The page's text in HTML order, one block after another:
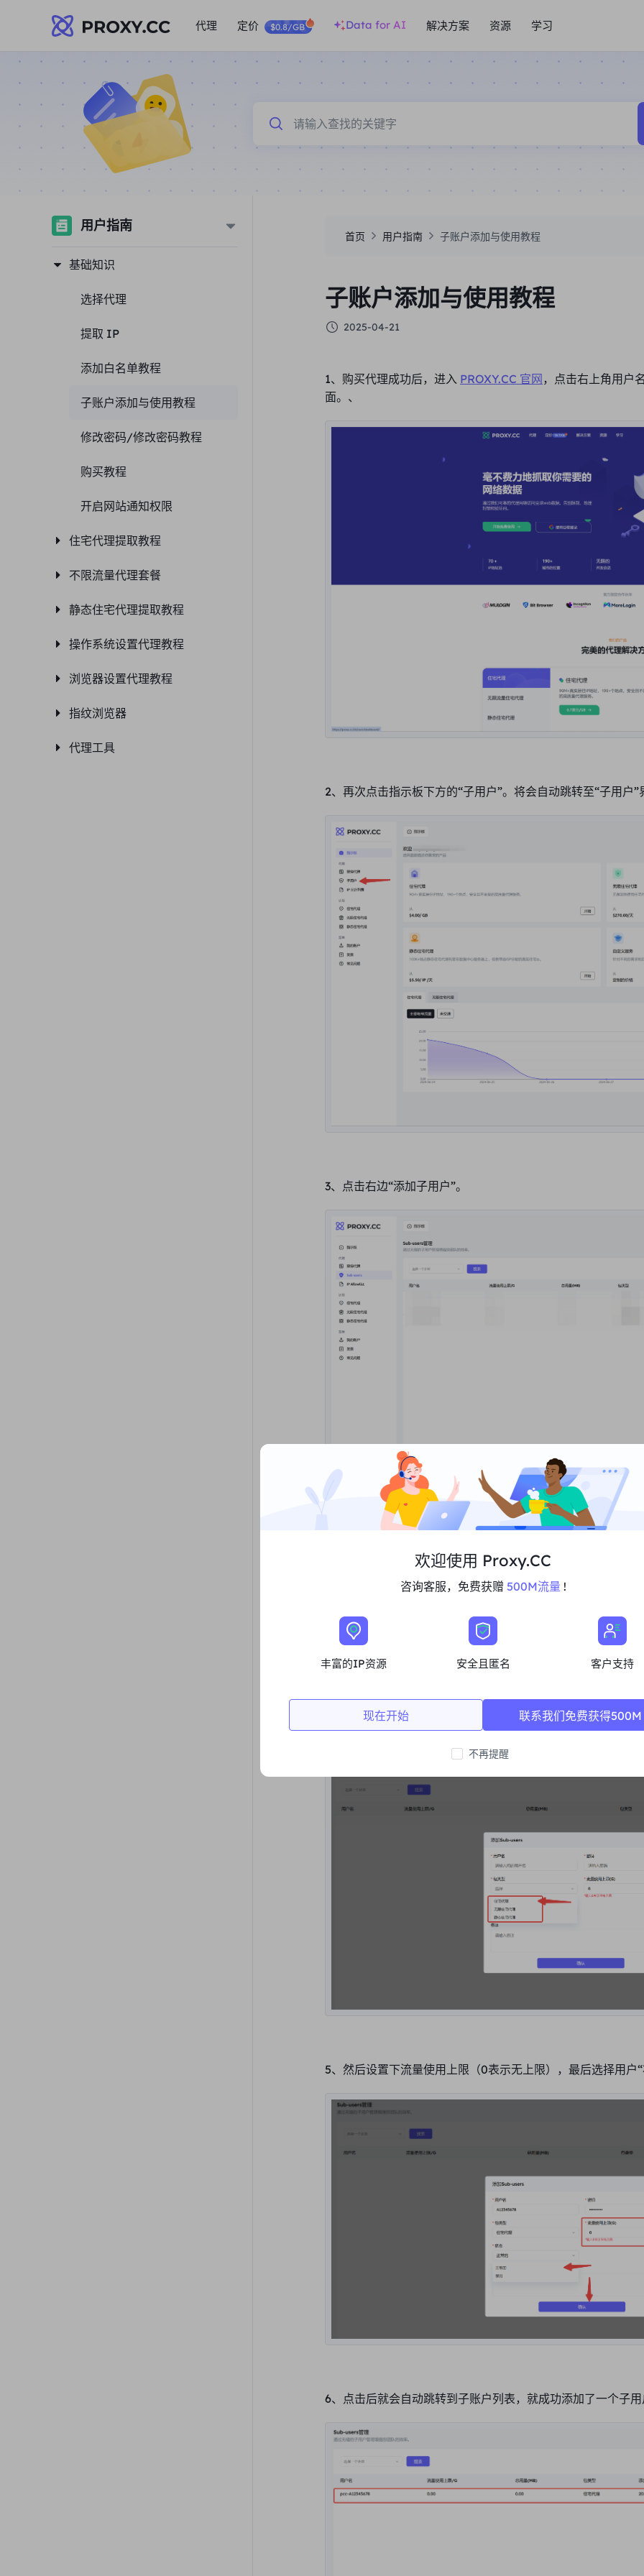
代理 定价 $0.8/GB Data for AI 解决方案 资源 学习
用户指南
基础知识
选择代理
提取 IP
添加白名单教程
子账户添加与使用教程
修改密码/修改密码教程
购买教程
开启网站通知权限
住宅代理提取教程
不限流量代理套餐
静态住宅代理提取教程
操作系统设置代理教程
浏览器设置代理教程
指纹浏览器
代理工具
首页 用户指南 子账户添加与使用教程
子账户添加与使用教程
2025-04-21
1、购买代理成功后，进入 PROXY.CC 官网 ，点击右上角用户
面。、
2、再次点击指示板下方的“子用户”。将会自动跳转至“子用户”
3、点击右边“添加子用户”。
4、在添加子用户界面中，在“用户名”栏中输入用户名，在“密
在“类型”栏中输入代理类型：
若想添加动态住宅代理子用户，则在类型中选择动态住宅代理
若想添加静态住宅代理子用户，，则在类型中选择静态住宅代
若想添加不限流量套餐子用户，，则在类型中选择不限流量套
5、然后设置下流量使用上限（0表示无上限），最后选择用户
6、点击后就会自动跳转到子账户列表，就成功添加了一个子
欢迎使用 Proxy.CC
咨询客服，免费获赠 500M流量 !
丰富的IP资源 安全且匿名 客户支持
现在开始 联系我们免费获得500M
不再提醒